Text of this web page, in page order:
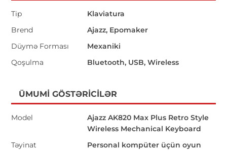
Tip
Klaviatura
Brend
Ajazz, Epomaker
Düymə Forması
Mexaniki
Qoşulma
Bluetooth, USB, Wireless
ÜMUMI GÖSTƏRICILƏR
Model
Ajazz AK820 Max Plus Retro Style
Wireless Mechanical Keyboard
Təyinat
Personal kompüter üçün oyun